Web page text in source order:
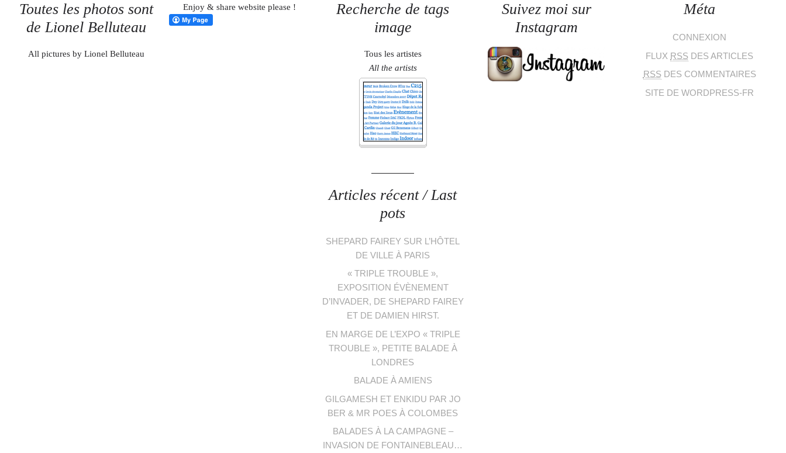
Toutes les photos sont
de Lionel Belluteau
All pictures by Lionel Belluteau
Enjoy & share website please !
Recherche de tags
image
Tous les artistes
All the artists
Suivez moi sur
Instagram
Méta
CONNEXION
FLUX RSS DES ARTICLES
RSS DES COMMENTAIRES
SITE DE WORDPRESS-FR
Articles récent / Last
pots
SHEPARD FAIREY SUR L’HÔTEL
DE VILLE À PARIS
« TRIPLE TROUBLE »,
EXPOSITION ÉVÈNEMENT
D’INVADER, DE SHEPARD FAIREY
ET DE DAMIEN HIRST.
EN MARGE DE L’EXPO « TRIPLE
TROUBLE », PETITE BALADE À
LONDRES
BALADE À AMIENS
GILGAMESH ET ENKIDU PAR JO
BER & MR POES À COLOMBES
BALADES À LA CAMPAGNE –
INVASION DE FONTAINEBLEAU…